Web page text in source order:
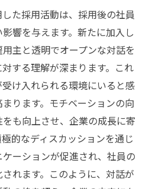
た採用活動は、採用後の社員
響を与えます。新たに加入し
主と透明でオープンな対話を
する理解が深まります。これ
け入れられる環境にいると感
ります。モチベーションの向
も向上させ、企業の成長に寄
的なディスカッションを通じ
ーションが促進され、社員の
れます。このように、対話が